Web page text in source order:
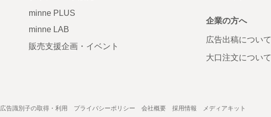
minne PLUS
minne LAB
販売支援企画・イベント
企業の方へ
広告出稿について
大口注文について
広告識別子の取得・利用 プライバシーポリシー 会社概要 採用情報 メディアキット